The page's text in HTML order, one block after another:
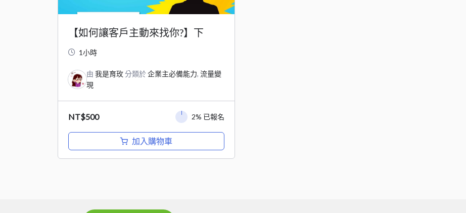
【如何讓客戶主動來找你?】下
1小時
由 我是育玫分類於企業主必備能力, 流量變
現
NT$500 2% 已報名
加入購物車